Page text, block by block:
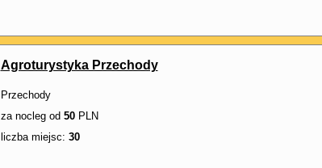
Agroturystyka Przechody
Przechody
za nocleg od 50PLN
liczba miejsc: 30